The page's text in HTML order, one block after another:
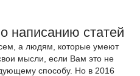
написанию статей
а людям, которые умеют
мысли, если Вам это не
способу. Но в 2016